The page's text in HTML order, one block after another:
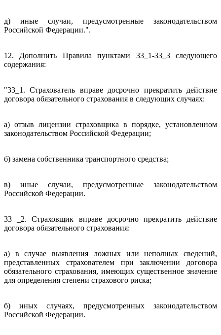
д) иные случаи, предусмотренные законодательством
Российской Федерации.".
12. Дополнить Правила пунктами 33_1-33_3 следующего
содержания:
"33_1. Страхователь вправе досрочно прекратить действие
договора обязательного страхования в следующих случаях:
а) отзыв лицензии страховщика в порядке, установленном
законодательством Российской Федерации;
б) замена собственника транспортного средства;
в) иные случаи, предусмотренные законодательством
Российской Федерации.
33 _2. Страховщик вправе досрочно прекратить действие
договора обязательного страхования:
а) в случае выявления ложных или неполных сведений,
представленных страхователем при заключении договора
обязательного страхования, имеющих существенное значение
для определения степени страхового риска;
б) иных случаях, предусмотренных законодательством
Российской Федерации.